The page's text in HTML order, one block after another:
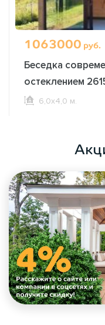
1063000 руб.
Беседка
остеклением
6,0х4,0 м.